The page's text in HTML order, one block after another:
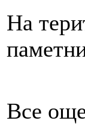
На
Все